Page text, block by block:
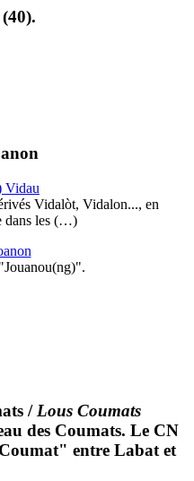
Vidau
Vidalòt, Vidalon..., en
dans les (…)
/Lous Coumats
des Coumats. Le CN
entre Labat et